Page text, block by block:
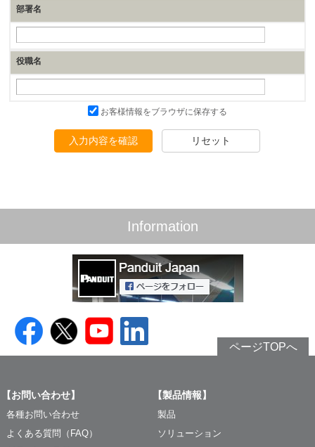
部署名
役職名
お客様情報をブラウザに保存する
入力内容を確認 リセット
Information
ページTOPへ
【お問い合わせ】
各種お問い合わせ
よくある質問（FAQ）
【製品情報】
製品
ソリューション